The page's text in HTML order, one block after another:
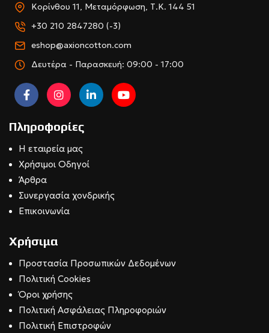
Κορίνθου 11, Μεταμόρφωση, Τ.Κ. 144 51
+30 210 2847280 (-3)
eshop@axioncotton.com
Δευτέρα - Παρασκευή: 09:00 - 17:00
Πληροφορίες
Η εταιρεία μας
Χρήσιμοι Οδηγοί
Άρθρα
Συνεργασία χονδρικής
Επικοινωνία
Χρήσιμα
Προστασία Προσωπικών Δεδομένων
Πολιτική Cookies
Όροι χρήσης
Πολιτική Ασφάλειας Πληροφοριών
Πολιτική Επιστροφών